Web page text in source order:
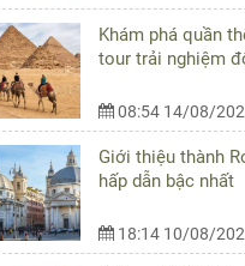
Khám phá quần
tour trải nghiệm
08:54 14/08/
Giới thiệu thành
hấp dẫn bậc nhất
18:14 10/08/